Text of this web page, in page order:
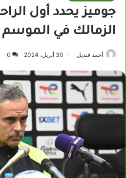
جوميز يحدد أول
الزمالك في الموسم
أحمد قنديل 30 أبريل، 2024 0